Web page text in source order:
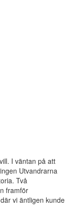
I väntan på att
Utvandrarna
Två
framför
vi äntligen kunde